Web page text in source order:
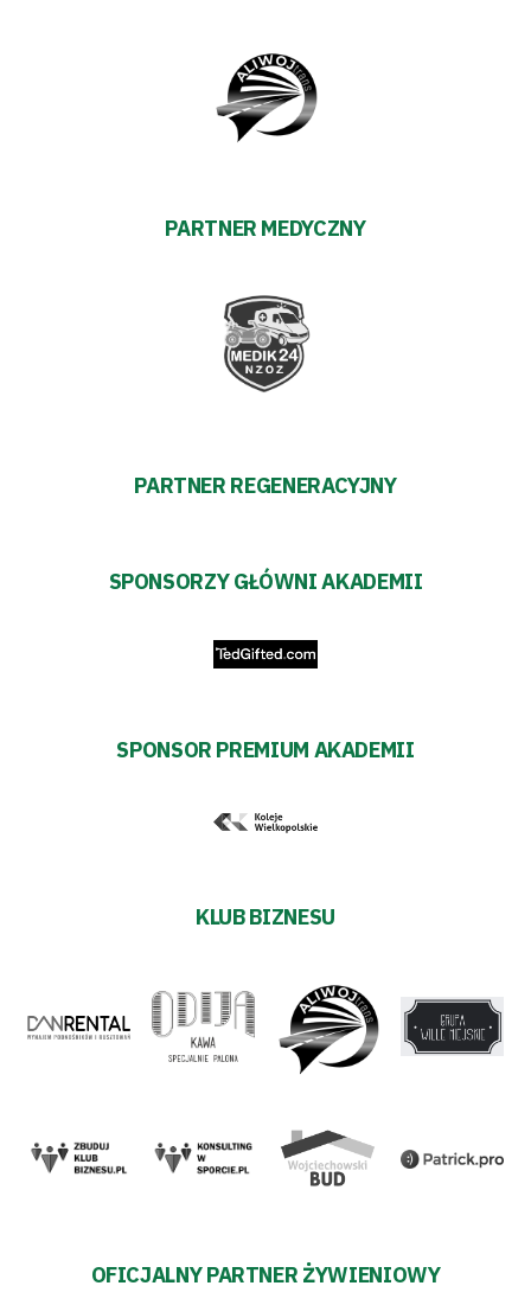
PARTNER MEDYCZNY
PARTNER REGENERACYJNY
SPONSORZY GŁÓWNI AKADEMII
SPONSOR PREMIUM AKADEMII
KLUB BIZNESU
OFICJALNY PARTNER ŻYWIENIOWY